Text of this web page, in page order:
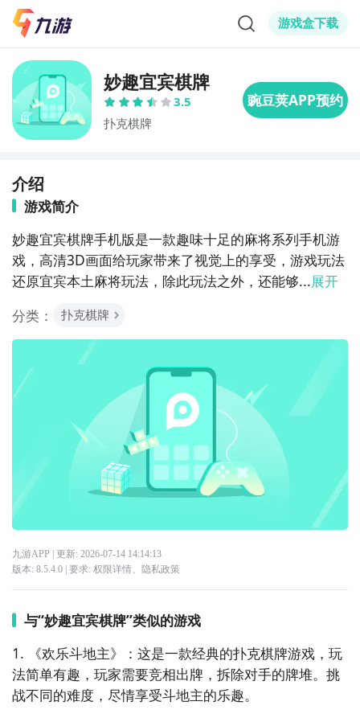
游戏盒下载
妙趣宜宾棋牌
3.5
扑克棋牌
介绍
游戏简介
妙趣宜宾棋牌手机版是一款趣味十足的麻将系列手机游
戏，高清3D画面给玩家带来了视觉上的享受，游戏玩法
还原宜宾本土麻将玩法，除此玩法之外，还能够...展开
分类：
扑克棋牌
九游APP | 更新: 2026-07-14 14:14:13
版本: 8.5.4.0| 要求: 权限详情、 隐私政策
与“妙趣宜宾棋牌”类似的游戏
1. 《欢乐斗地主》：这是一款经典的扑克棋牌游戏，玩
法简单有趣，玩家需要竞相出牌，拆除对手的牌堆。挑
战不同的难度，尽情享受斗地主的乐趣。